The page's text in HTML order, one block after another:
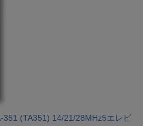
351 (TA351) 14/21/28MHz5エレビ